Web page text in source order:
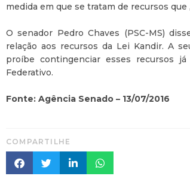
medida em que se tratam de recursos
O senador Pedro Chaves (PSC-MS)
relação aos recursos da Lei Kandir. A
proíbe contingenciar esses recursos
Federativo.
Fonte: Agência Senado – 13/07/2016
COMPARTILHE